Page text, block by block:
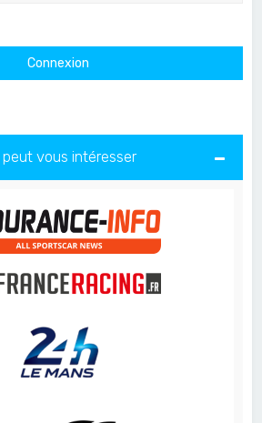
peut vous intéresser